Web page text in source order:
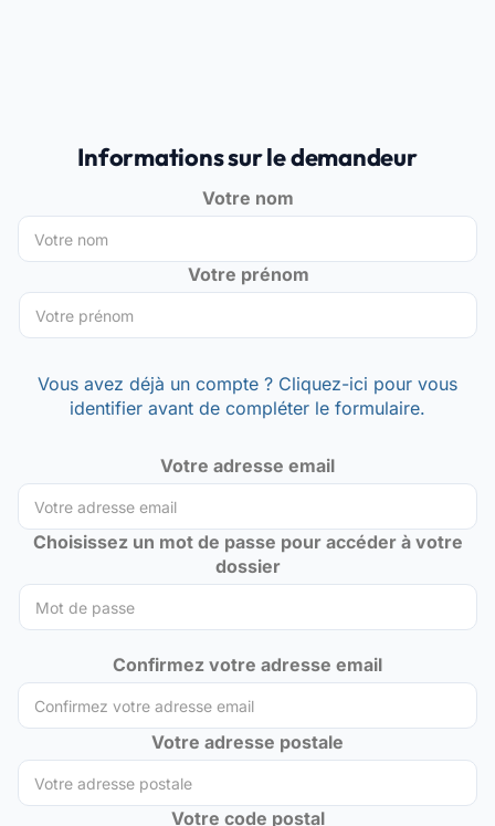
Informations sur le demandeur
Votre nom
Votre prénom
Vous avez déjà un compte ? Cliquez-ici pour vous
identifier avant de compléter le formulaire.
Votre adresse email
Choisissez un mot de passe pour accéder à votre
dossier
Confirmez votre adresse email
Votre adresse postale
Votre code postal